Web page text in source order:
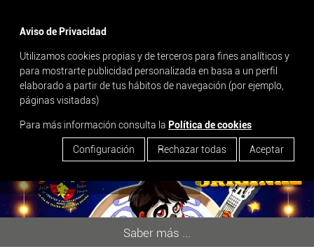
Aviso de Privacidad
Utilizamos cookies propias y de terceros para fines analíticos y
para mostrarte publicidad personalizada en basa a un perfil
elaborado a partir de tus hábitos de navegación (por ejemplo,
páginas visitadas)
Para más información consulta la Política de cookies
Configuración Rechazar todas Aceptar
search
COCO, EL MUSICAL
Saber más ...